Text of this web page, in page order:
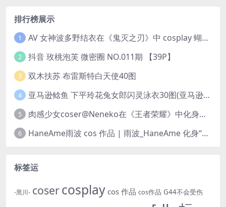
排行榜展示
1 AV 女神波多野结衣在《鬼灭之刃》中 cosplay 蝴蝶忍 Kochou Shinobu
2 抖音 玫桃泡芙 微密圈 NO.011期 【39P】
3 双木扶苏 布雷斯特白天使40图
4 亚马逊鲶鱼 下平玲花兔女郎闪灵泳衣30图(亚马逊巨型鲶鱼视频)
5 肉感少女coser@Neneko在《王者荣耀》中化身魅力迷人的貂蝉
6 HaneAme雨波 cos 作品 | 雨波_HaneAme 化身“美丽女神”阿佛洛狄忒
标签运
-黑川- cosercosplay cos 作品 cos作品 G44不会受伤